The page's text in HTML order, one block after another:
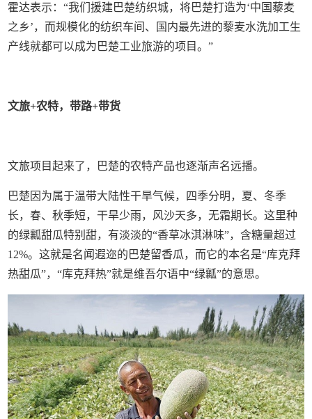
霍达表示：“我们援建巴楚纺织城，将巴楚打造为‘中国藜麦
之乡’，而规模化的纺织车间、国内最先进的藜麦水洗加工生
产线就都可以成为巴楚工业旅游的项目。”
文旅+农特，带路+带货
文旅项目起来了，巴楚的农特产品也逐渐声名远播。
巴楚因为属于温带大陆性干旱气候，四季分明，夏、冬季
长，春、秋季短，干旱少雨，风沙天多，无霜期长。这里种
的绿瓤甜瓜特别甜，有淡淡的“香草冰淇淋味”，含糖量超过
12%。这就是名闻遐迩的巴楚留香瓜，而它的本名是“库克拜
热甜瓜”，“库克拜热”就是维吾尔语中“绿瓤”的意思。